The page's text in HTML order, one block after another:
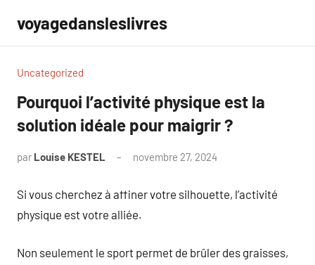
contenu
voyagedansleslivres
Uncategorized
Pourquoi l’activité physique est la
solution idéale pour maigrir ?
par Louise KESTEL novembre 27, 2024
Si vous cherchez à affiner votre silhouette, l’activité
physique est votre alliée.
Non seulement le sport permet de brûler des graisses,